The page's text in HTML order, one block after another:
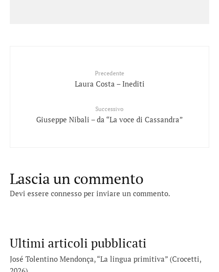
Precedente
Laura Costa – Inediti
Successivo
Giuseppe Nibali – da “La voce di Cassandra”
Lascia un commento
Devi essere connesso per inviare un commento.
Ultimi articoli pubblicati
José Tolentino Mendonça, “La lingua primitiva” (Crocetti,